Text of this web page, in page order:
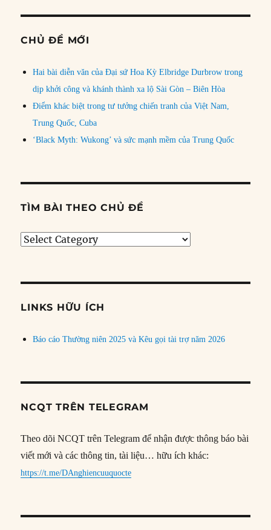
CHỦ ĐỀ MỚI
Hai bài diễn văn của Đại sứ Hoa Kỳ Elbridge Durbrow trong
dịp khởi công và khánh thành xa lộ Sài Gòn – Biên Hòa
Điểm khác biệt trong tư tưởng chiến tranh của Việt Nam,
Trung Quốc, Cuba
‘Black Myth: Wukong’ và sức mạnh mềm của Trung Quốc
TÌM BÀI THEO CHỦ ĐỀ
Tìm
đề
LINKS HỮU ÍCH
Báo cáo Thường niên 2025 và Kêu gọi tài trợ năm 2026
NCQT TRÊN TELEGRAM
Theo dõi NCQT trên Telegram để nhận được thông báo bài
viết mới và các thông tin, tài liệu… hữu ích khác:
https://t.me/DAnghiencuuquocte